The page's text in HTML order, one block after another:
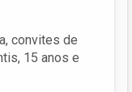
convites de
15 anos e